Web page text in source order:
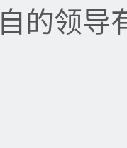
的领导